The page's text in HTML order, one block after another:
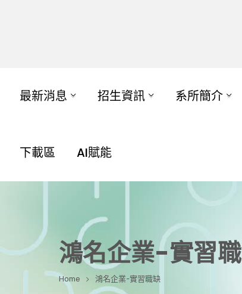
最新消息 招生資訊 系所簡介
下載區 AI賦能
鴻名企業-實習
Home 鴻名企業-實習職缺